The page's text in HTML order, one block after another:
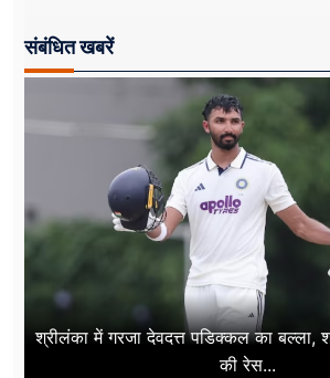
संबंधित खबरें
श्रीलंका में गरजा देवदत्त पडिक्कल का
की रेस...